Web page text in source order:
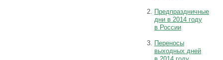
Предпраздничные
дни в 2014 году
в России
Переносы
выходных дней